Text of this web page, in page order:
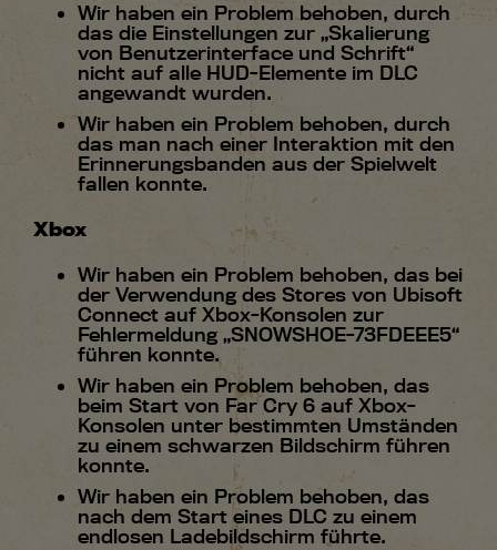
Wir haben ein Problem behoben, durch
das die Einstellungen zur „Skalierung
von Benutzerinterface und Schrift“
nicht auf alle HUD-Elemente im DLC
angewandt wurden.
Wir haben ein Problem behoben, durch
das man nach einer Interaktion mit den
Erinnerungsbanden aus der Spielwelt
fallen konnte.
Xbox
Wir haben ein Problem behoben, das bei
der Verwendung des Stores von Ubisoft
Connect auf Xbox-Konsolen zur
Fehlermeldung „SNOWSHOE-73FDEEE5“
führen konnte.
Wir haben ein Problem behoben, das
beim Start von Far Cry 6 auf Xbox-
Konsolen unter bestimmten Umständen
zu einem schwarzen Bildschirm führen
konnte.
Wir haben ein Problem behoben, das
nach dem Start eines DLC zu einem
endlosen Ladebildschirm führte.